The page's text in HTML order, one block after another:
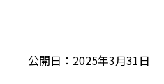
公開日：2025年3月31日